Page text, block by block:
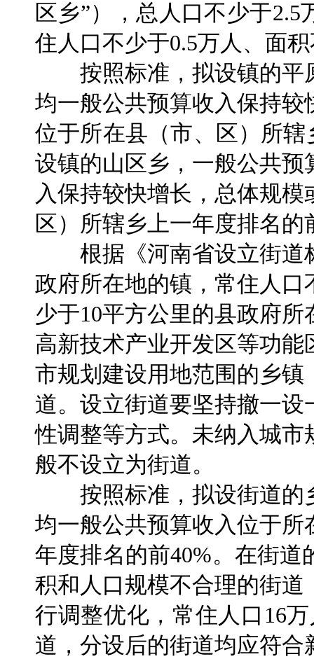
区乡”），总人口不少于
住人口不少于0.5万人、面
按照标准，拟设镇的平
均一般公共预算收入保持
位于所在县（市、区）所
设镇的山区乡，一般公共
入保持较快增长，总体规
区）所辖乡上一年度排名的
根据《河南省设立街道
政府所在地的镇，常住人口
少于10平方公里的县政府
高新技术产业开发区等功
市规划建设用地范围的乡
道。设立街道要坚持撤一
性调整等方式。未纳入城
般不设立为街道。
按照标准，拟设街道的
均一般公共预算收入位于
年度排名的前40%。在街
积和人口规模不合理的街
行调整优化，常住人口16
道，分设后的街道均应符